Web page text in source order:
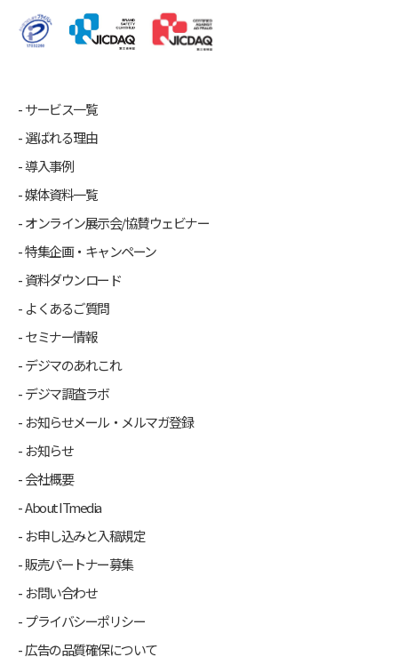
サービス一覧
選ばれる理由
導入事例
媒体資料一覧
オンライン展示会/協賛ウェビナー
特集企画・キャンペーン
資料ダウンロード
よくあるご質問
セミナー情報
デジマのあれこれ
デジマ調査ラボ
お知らせメール・メルマガ登録
お知らせ
会社概要
About ITmedia
お申し込みと入稿規定
販売パートナー募集
お問い合わせ
プライバシーポリシー
広告の品質確保について